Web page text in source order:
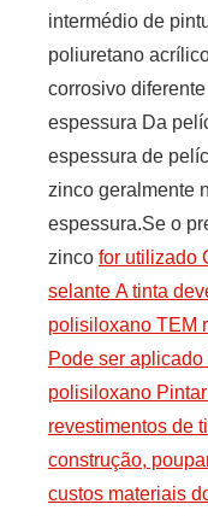
intermédio de
poliuretano
corrosivo
espessura Da
espessura de
zinco geralmente
espessura.Se o
zinco for utilizado
selante A tinta
polisiloxano TEM
Pode ser
polisiloxano
revestimentos de
construção,
custos materiais